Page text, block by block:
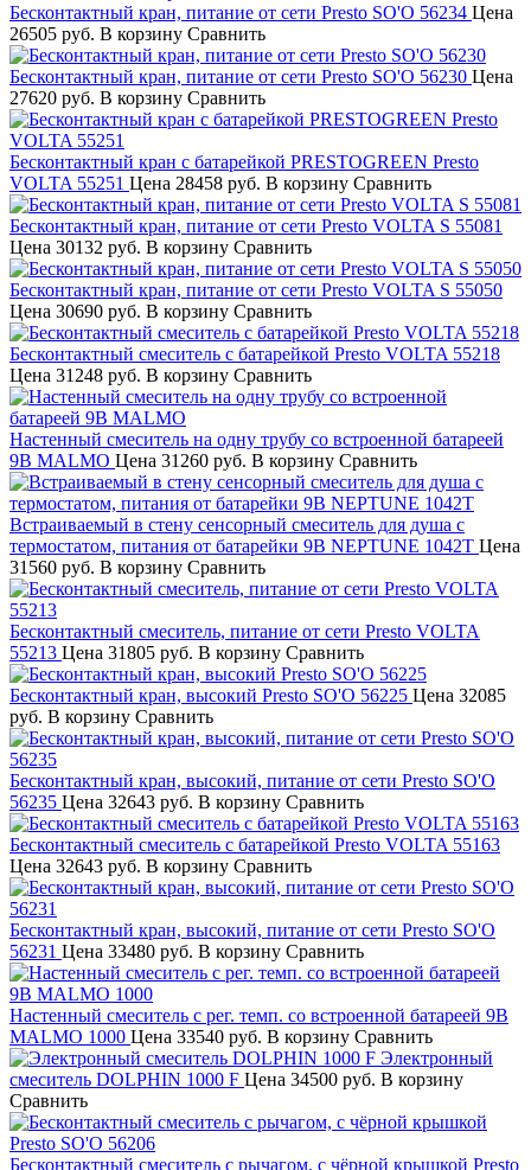
Бесконтактный кран, питание от сети Presto SO'O 56234 Цена
26505 руб. В корзину Сравнить
Бесконтактный кран, питание от сети Presto SO'O 56230 Цена
27620 руб. В корзину Сравнить
Бесконтактный кран с батарейкой PRESTOGREEN Presto
VOLTA 55251 Цена 28458 руб. В корзину Сравнить
Бесконтактный кран, питание от сети Presto VOLTA S 55081
Цена 30132 руб. В корзину Сравнить
Бесконтактный кран, питание от сети Presto VOLTA S 55050
Цена 30690 руб. В корзину Сравнить
Бесконтактный смеситель с батарейкой Presto VOLTA 55218
Цена 31248 руб. В корзину Сравнить
Настенный смеситель на одну трубу со встроенной батареей
9В MALMO Цена 31260 руб. В корзину Сравнить
Встраиваемый в стену сенсорный смеситель для душа с
термостатом, питания от батарейки 9В NEPTUNE 1042T Цена
31560 руб. В корзину Сравнить
Бесконтактный смеситель, питание от сети Presto VOLTA
55213 Цена 31805 руб. В корзину Сравнить
Бесконтактный кран, высокий Presto SO'O 56225 Цена 32085
руб. В корзину Сравнить
Бесконтактный кран, высокий, питание от сети Presto SO'O
56235 Цена 32643 руб. В корзину Сравнить
Бесконтактный смеситель с батарейкой Presto VOLTA 55163
Цена 32643 руб. В корзину Сравнить
Бесконтактный кран, высокий, питание от сети Presto SO'O
56231 Цена 33480 руб. В корзину Сравнить
Настенный смеситель с рег. темп. со встроенной батареей 9В
MALMO 1000 Цена 33540 руб. В корзину Сравнить
Электронный
смеситель DOLPHIN 1000 F Цена 34500 руб. В корзину
Сравнить
Бесконтактный смеситель с рычагом, с чёрной крышкой Presto